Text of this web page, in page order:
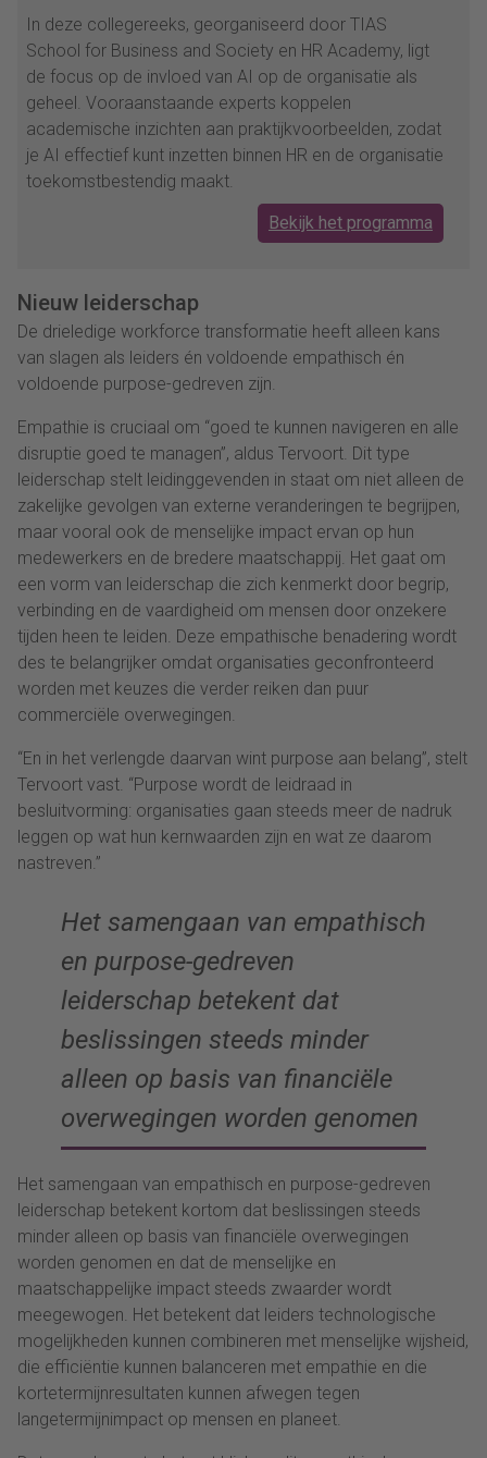
In deze collegereeks, georganiseerd door TIAS
School for Business and Society en HR Academy, ligt
de focus op de invloed van AI op de organisatie als
geheel. Vooraanstaande experts koppelen
academische inzichten aan praktijkvoorbeelden, zodat
je AI effectief kunt inzetten binnen HR en de organisatie
toekomstbestendig maakt.
Bekijk het programma
Nieuw leiderschap
De drieledige workforce transformatie heeft alleen kans
van slagen als leiders én voldoende empathisch én
voldoende purpose-gedreven zijn.
Empathie is cruciaal om “goed te kunnen navigeren en alle
disruptie goed te managen”, aldus Tervoort. Dit type
leiderschap stelt leidinggevenden in staat om niet alleen de
zakelijke gevolgen van externe veranderingen te begrijpen,
maar vooral ook de menselijke impact ervan op hun
medewerkers en de bredere maatschappij. Het gaat om
een vorm van leiderschap die zich kenmerkt door begrip,
verbinding en de vaardigheid om mensen door onzekere
tijden heen te leiden. Deze empathische benadering wordt
des te belangrijker omdat organisaties geconfronteerd
worden met keuzes die verder reiken dan puur
commerciële overwegingen.
“En in het verlengde daarvan wint purpose aan belang”, stelt
Tervoort vast. “Purpose wordt de leidraad in
besluitvorming: organisaties gaan steeds meer de nadruk
leggen op wat hun kernwaarden zijn en wat ze daarom
nastreven.”
Het samengaan van empathisch
en purpose-gedreven
leiderschap betekent dat
beslissingen steeds minder
alleen op basis van financiële
overwegingen worden genomen
Het samengaan van empathisch en purpose-gedreven
leiderschap betekent kortom dat beslissingen steeds
minder alleen op basis van financiële overwegingen
worden genomen en dat de menselijke en
maatschappelijke impact steeds zwaarder wordt
meegewogen. Het betekent dat leiders technologische
mogelijkheden kunnen combineren met menselijke wijsheid,
die efficiëntie kunnen balanceren met empathie en die
kortetermijnresultaten kunnen afwegen tegen
langetermijnimpact op mensen en planeet.